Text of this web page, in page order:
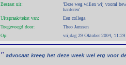
Bestaat uit:
'Deze weg willen wij vooral
hanteren'
Uitspraak/tekst van:
Een collega
Toegevoegd door:
Theo Janssen
Op:
vrijdag 29 Oktober 2004, 11:29
" advocaat kreeg het deze week wel erg voor